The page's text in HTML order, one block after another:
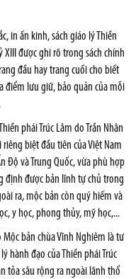
in ấn kinh, sách giáo lý Thiền
XIII được ghi rõ trong sách chính
đầu hay trang cuối cho biết
điểm lưu giữ, bảo quản của mỗi
phái Trúc Lâm do Trần Nhân
biệt đầu tiên của Việt Nam
Độ và Trung Quốc, vừa phù hợp
định được bản lĩnh tự chủ trong
ra, mộc bản còn quý hiếm và
y học, phong thủy, mỹ học,...
bản chùa Vĩnh Nghiêm là tư
hành đạo của Thiền phái Trúc
tỏa sâu rộng ra ngoài lãnh thổ